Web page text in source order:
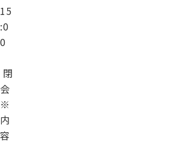
15
:0
0
閉
会
※
内
容